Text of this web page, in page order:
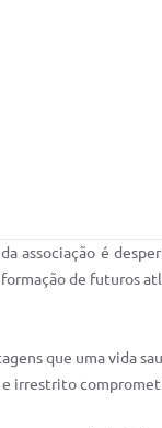
é
de futuros
que uma vida
irrestrito